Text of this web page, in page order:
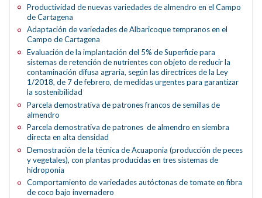
Productividad de nuevas variedades de almendro en el Campo
de Cartagena
Adaptación de variedades de Albaricoque tempranos en el
Campo de Cartagena
Evaluación de la implantación del 5% de Superficie para
sistemas de retención de nutrientes con objeto de reducir la
contaminación difusa agraria, según las directrices de la Ley
1/2018, de 7 de febrero, de medidas urgentes para garantizar
la sostenibilidad
Parcela demostrativa de patrones francos de semillas de
almendro
Parcela demostrativa de patrones de almendro en siembra
directa en alta densidad
Demostración de la técnica de Acuaponia (producción de peces
y vegetales), con plantas producidas en tres sistemas de
hidroponía
Comportamiento de variedades autóctonas de tomate en fibra
de coco bajo invernadero